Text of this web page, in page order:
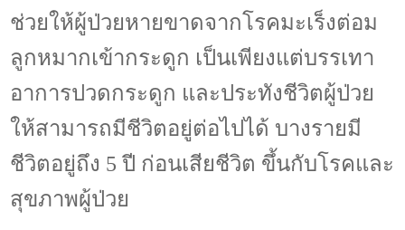
ช่วยให้ผู้ป่วยหายขาดจากโรคมะเร็งต่อม
ลูกหมากเข้ากระดูก เป็นเพียงแต่บรรเทา
อาการปวดกระดูก และประทังชีวิตผู้ป่วย
ให้สามารถมีชีวิตอยู่ต่อไปได้ บางรายมี
ชีวิตอยู่ถึง 5 ปี ก่อนเสียชีวิต ขึ้นกับโรคและ
สุขภาพผู้ป่วย